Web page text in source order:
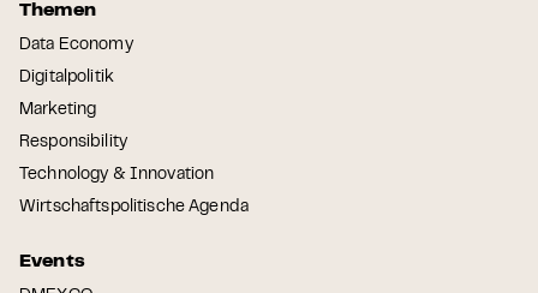
Themen
Data Economy
Digitalpolitik
Marketing
Responsibility
Technology & Innovation
Wirtschaftspolitische Agenda
Events